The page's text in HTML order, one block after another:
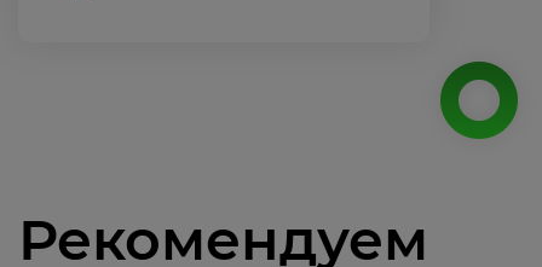
Рекомендуем